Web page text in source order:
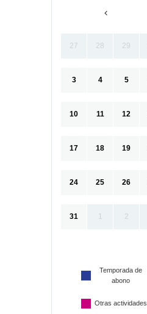
27 28 29
3 4 5
10 11 12
17 18 19
24 25 26
31 1 2
Temporada de
abono
Otras actividades